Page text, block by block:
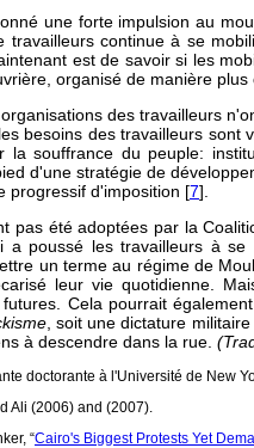
une forte impulsion au
travailleurs continue à se
est de savoir si les
organisé de manière
des travailleurs
besoins des travailleurs
la souffrance du peuple:
d'une stratégie de
progressif d'imposition [7].
pas été adoptées par la
a poussé les travailleurs à
un terme au régime de
leur vie quotidienne.
futures. Cela pourrait
, soit une dictature
à descendre dans la rue.
doctorante à l'Université de New
Ali (2006) and (2007).
“Cairo's Biggest Protests Yet